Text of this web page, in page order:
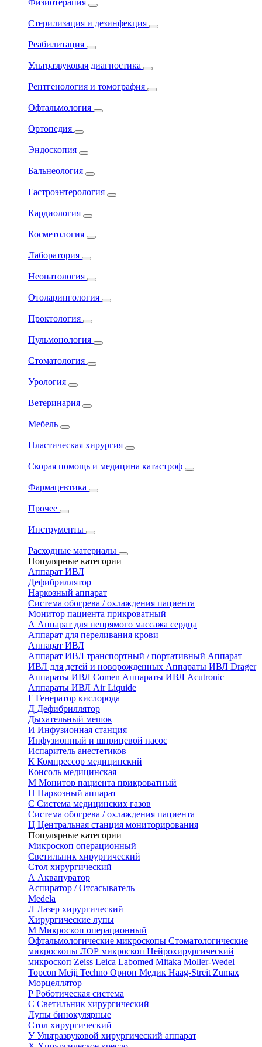
Физиотерапия
Стерилизация и дезинфекция
Реабилитация
Ультразвуковая диагностика
Рентгенология и томография
Офтальмология
Ортопедия
Эндоскопия
Бальнеология
Гастроэнтерология
Кардиология
Косметология
Лаборатория
Неонатология
Отоларингология
Проктология
Пульмонология
Стоматология
Урология
Ветеринария
Мебель
Пластическая хирургия
Скорая помощь и медицина катастроф
Фармацевтика
Прочее
Инструменты
Расходные материалы
Популярные категории
Аппарат ИВЛ
Дефибриллятор
Наркозный аппарат
Система обогрева / охлаждения пациента
Монитор пациента прикроватный
А Аппарат для непрямого массажа сердца
Аппарат для переливания крови
Аппарат ИВЛ
Аппарат ИВЛ транспортный / портативный Аппарат
ИВЛ для детей и новорожденных Аппараты ИВЛ Drager
Аппараты ИВЛ Comen Аппараты ИВЛ Acutronic
Аппараты ИВЛ Air Liquide
Г Генератор кислорода
Д Дефибриллятор
Дыхательный мешок
И Инфузионная станция
Инфузионный и шприцевой насос
Испаритель анестетиков
К Компрессор медицинский
Консоль медицинская
М Монитор пациента прикроватный
Н Наркозный аппарат
С Система медицинских газов
Система обогрева / охлаждения пациента
Ц Центральная станция мониторирования
Популярные категории
Микроскоп операционный
Светильник хирургический
Стол хирургический
А Аквапуратор
Аспиратор / Отсасыватель
Medela
Л Лазер хирургический
Хирургические лупы
М Микроскоп операционный
Офтальмологические микроскопы Стоматологические
микроскопы ЛОР микроскоп Нейрохирургический
микроскоп Zeiss Leica Labomed Mitaka Moller-Wedel
Topcon Meiji Techno Орион Медик Haag-Streit Zumax
Морцеллятор
Р Роботическая система
С Светильник хирургический
Лупы бинокулярные
Стол хирургический
УУльтразвуковой хирургический аппарат